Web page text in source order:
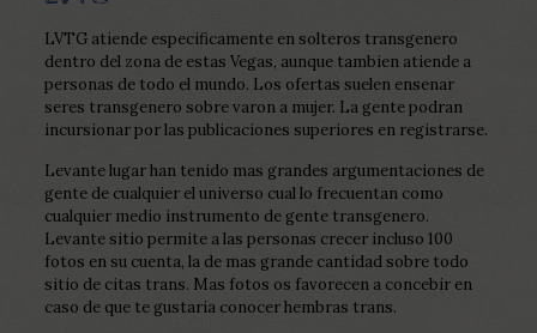
LVTG atiende especificamente en solteros transgenero
dentro del zona de estas Vegas, aunque tambien atiende a
personas de todo el mundo. Los ofertas suelen ensenar
seres transgenero sobre varon a mujer. La gente podran
incursionar por las publicaciones superiores en registrarse.
Levante lugar han tenido mas grandes argumentaciones de
gente de cualquier el universo cual lo frecuentan como
cualquier medio instrumento de gente transgenero.
Levante sitio permite a las personas crecer incluso 100
fotos en su cuenta, la de mas grande cantidad sobre todo
sitio de citas trans. Mas fotos os favorecen a concebir en
caso de que te gustaria conocer hembras trans.